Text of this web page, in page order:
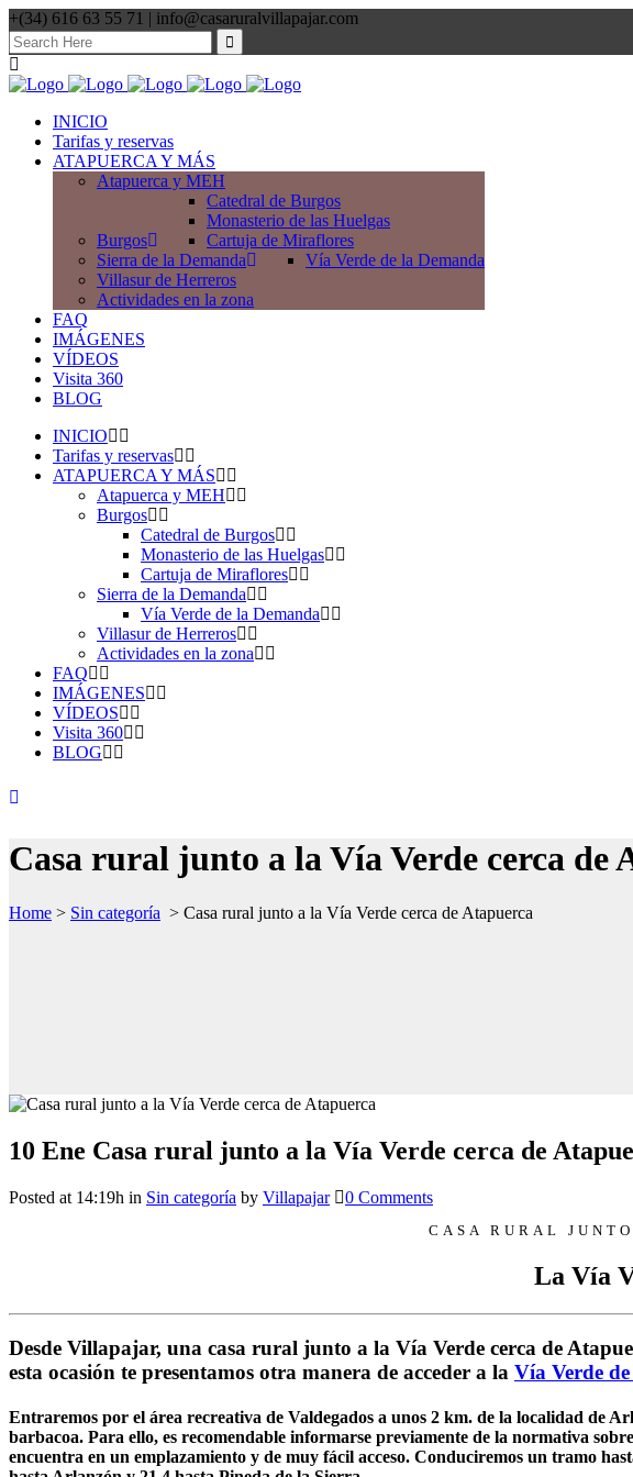
+(34) 616 63 55 71 | info@casaruralvillapajar.com
Search
for:
INICIO
Tarifas y reservas
ATAPUERCA Y MÁS
Atapuerca y MEH
Burgos
Catedral de Burgos
Monasterio de las Huelgas
Cartuja de Miraflores
Sierra de la Demanda
Vía Verde de la Demanda
Villasur de Herreros
Actividades en la zona
FAQ
IMÁGENES
VÍDEOS
Visita 360
BLOG
INICIO
Tarifas y reservas
ATAPUERCA Y MÁS
Atapuerca y MEH
Burgos
Catedral de Burgos
Monasterio de las Huelgas
Cartuja de Miraflores
Sierra de la Demanda
Vía Verde de la Demanda
Villasur de Herreros
Actividades en la zona
FAQ
IMÁGENES
VÍDEOS
Visita 360
BLOG
Casa rural junto a la Vía Verde cerca de
Home > Sin categoría > Casa rural junto a la Vía Verde cerca de Atapuerca
10 Ene Casa rural junto a la Vía Verde cerca de
Posted at 14:19h in Sin categoría by Villapajar 0 Comments
CASA RURAL
La Vía
Desde Villapajar, una casa rural junto a la Vía Verde cerca de
esta ocasión te presentamos otra manera de acceder a la Vía Verde
Entraremos por el área recreativa de Valdegados a unos 2 km. de la localidad de
barbacoa. Para ello, es recomendable informarse previamente de la normativa
encuentra en un emplazamiento y de muy fácil acceso. Conduciremos un tramo